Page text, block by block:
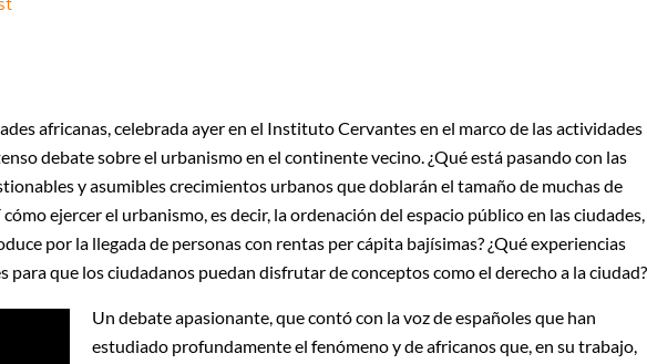
africanas, celebrada ayer en el Instituto Cervantes en el marco de las actividades
debate sobre el urbanismo en el continente vecino. ¿Qué está pasando con las
y asumibles crecimientos urbanos que doblarán el tamaño de muchas de
cómo ejercer el urbanismo, es decir, la ordenación del espacio público en las ciudades,
por la llegada de personas con rentas per cápita bajísimas? ¿Qué experiencias
que los ciudadanos puedan disfrutar de conceptos como el derecho a la ciudad?
Un debate apasionante, que contó con la voz de españoles que han
estudiado profundamente el fenómeno y de africanos que, en su trabajo,